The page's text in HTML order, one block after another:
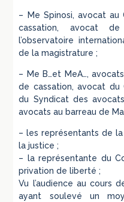
– Me Spinosi, avocat
cassation, avocat
l’observatoire
de la magistrature ;
– Me B…et MeA…,
de cassation, avocat du
du Syndicat des
avocats au barreau de
– les représentants de
la justice ;
– la représentante du
privation de liberté ;
Vu l’audience au cours
ayant soulevé un